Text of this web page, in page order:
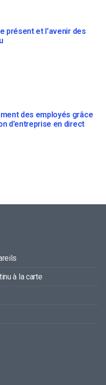
présent et l’avenir des
des employés grâce
d’entreprise en direct
à la carte